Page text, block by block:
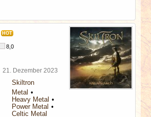
HOT
8,0
21. Dezember 2023
Skiltron
Metal
Heavy Metal
Power Metal
Celtic Metal